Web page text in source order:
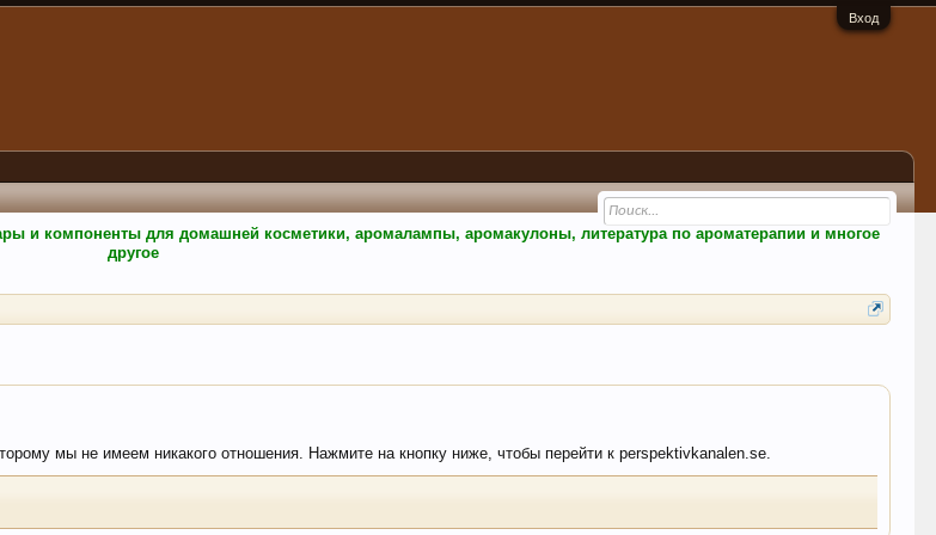
Вход
и компоненты для домашней косметики, аромалампы, аромакулоны, литература по ароматерапии и многое
другое
мы не имеем никакого отношения. Нажмите на кнопку ниже, чтобы перейти к perspektivkanalen.se.